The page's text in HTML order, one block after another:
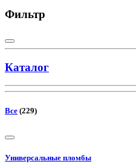
Фильтр
Каталог
Все (229)
Универсальные пломбы